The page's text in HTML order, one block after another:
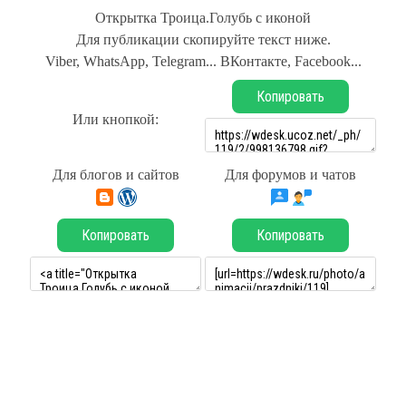
Открытка Троица.Голубь с иконой
Для публикации скопируйте текст ниже.
Viber, WhatsApp, Telegram... ВКонтакте, Facebook...
Или кнопкой:
Копировать
Для блогов и сайтов Для форумов и чатов
Копировать Копировать